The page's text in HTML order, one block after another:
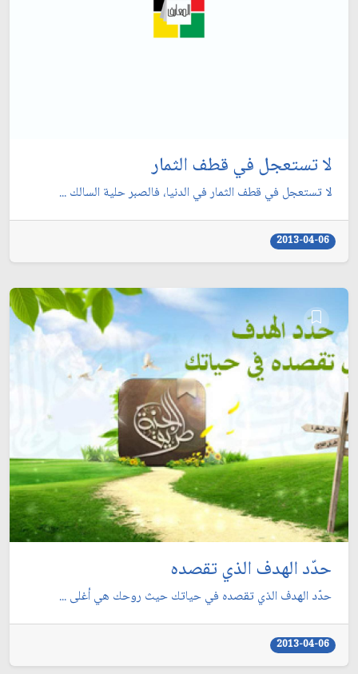
لا تستعجل في قطف الثمار
لا تستعجل في قطف الثمار في الدنيا، فالصبر حلية السالك ...
2013-04-06
حدّد الهدف الذي تقصده
حدّد الهدف الذي تقصده في حياتك حيث روحك هي أغلى ...
2013-04-06